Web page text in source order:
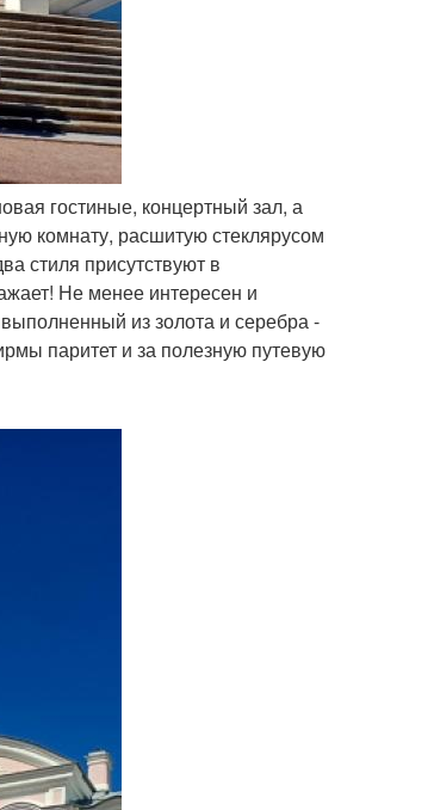
гостиные, концертный зал, а
комнату, расшитую стеклярусом
стиля присутствуют в
Не менее интересен и
из золота и серебра -
паритет и за полезную путевую